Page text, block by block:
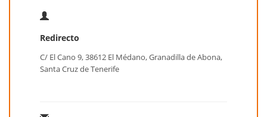
Redirecto
C/ El Cano 9, 38612 El Médano, Granadilla de Abona,
Santa Cruz de Tenerife